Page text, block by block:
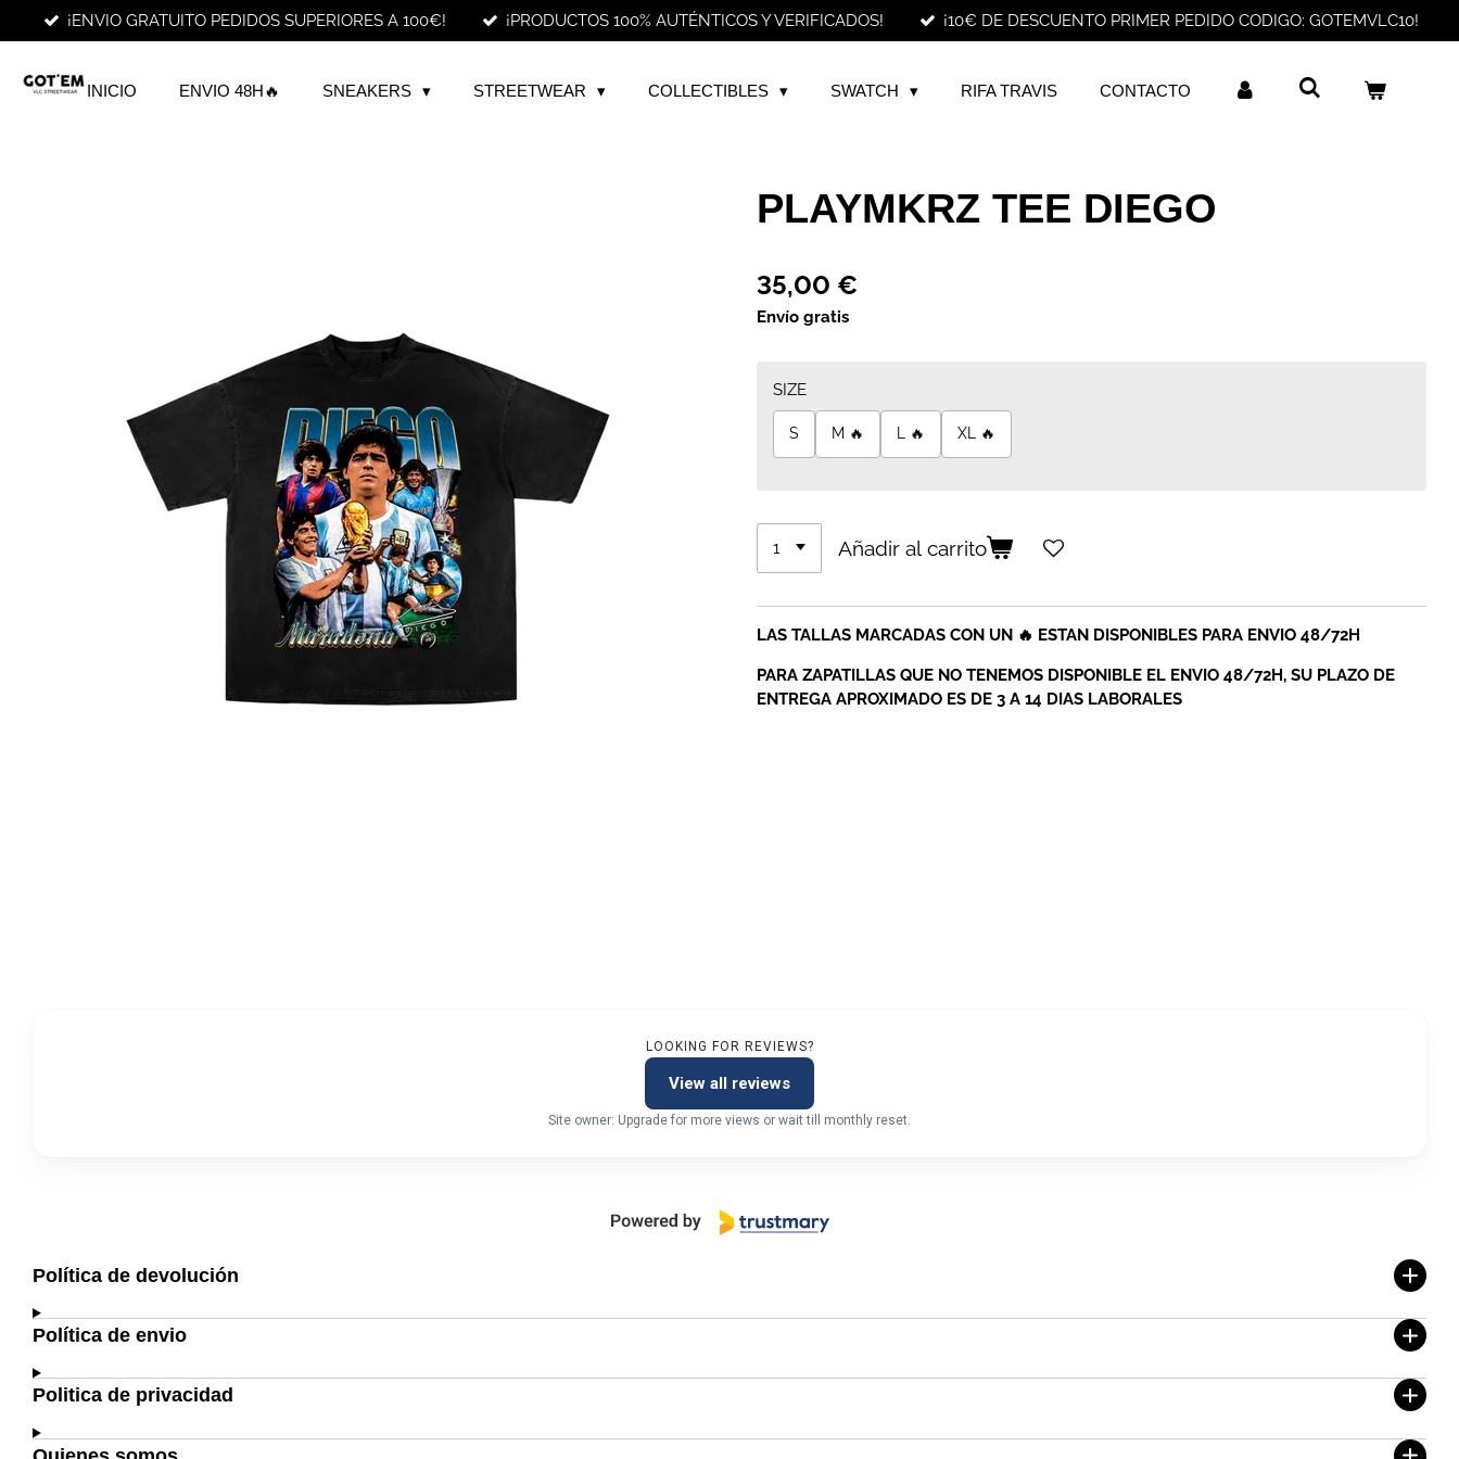
al
principal
¡ENVIO GRATUITO PEDIDOS SUPERIORES A 100€! ¡PRODUCTOS 100% AUTÉNTICOS Y VERIFICADOS! ¡10€ DE DESCUENTO PRIMER PEDIDO CODIGO: GOTEMVLC10!
INICIO ENVIO 48H🔥 SNEAKERS STREETWEAR COLLECTIBLES SWATCH RIFA TRAVIS CONTACTO
PLAYMKRZ TEE DIEGO
35,00 €
Envío gratis
SIZE
S M 🔥 L 🔥 XL 🔥
Añadir al carrito
LAS TALLAS MARCADAS CON UN 🔥 ESTAN DISPONIBLES PARA ENVIO 48/72H
PARA ZAPATILLAS QUE NO TENEMOS DISPONIBLE EL ENVIO 48/72H, SU PLAZO DE
ENTREGA APROXIMADO ES DE 3 A 14 DIAS LABORALES
LOOKING FOR REVIEWS?
View all reviews
Site owner: Upgrade for more views or wait till monthly reset.
Política de devolución
Política de envio
Politica de privacidad